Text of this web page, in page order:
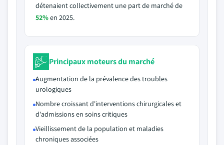
détenaient collectivement une part de marché de
52%en 2025.
Principaux moteurs du marché
Augmentation de la prévalence des troubles
urologiques
Nombre croissant d'interventions chirurgicales et
d'admissions en soins critiques
Vieillissement de la population et maladies
chroniques associées